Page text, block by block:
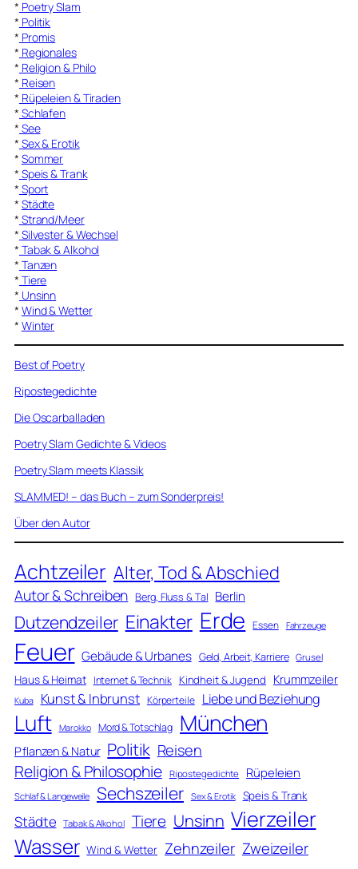
* Poetry Slam
* Politik
* Promis
* Regionales
* Religion & Philo
* Reisen
* Rüpeleien & Tiraden
* Schlafen
* See
* Sex & Erotik
* Sommer
* Speis & Trank
* Sport
* Städte
* Strand/Meer
* Silvester & Wechsel
* Tabak & Alkohol
* Tanzen
* Tiere
* Unsinn
* Wind & Wetter
* Winter
Best of Poetry
Ripostegedichte
Die Oscarballaden
Poetry Slam Gedichte & Videos
Poetry Slam meets Klassik
SLAMMED! – das Buch – zum Sonderpreis!
Über den Autor
Achtzeiler Alter, Tod & Abschied
Autor & Schreiben Berg, Fluss & Tal Berlin
Dutzendzeiler Einakter Erde Essen Fahrzeuge
Feuer Gebäude & Urbanes Geld, Arbeit, Karriere Grusel
Haus & Heimat Internet & Technik Kindheit & Jugend Krummzeiler
Kuba Kunst & Inbrunst Körperteile Liebe und Beziehung
Luft Marokko Mord & Totschlag München
Pflanzen & Natur Politik Reisen
Religion & Philosophie Ripostegedichte Rüpeleien
Schlaf & Langeweile Sechszeiler Sex & Erotik Speis & Trank
Städte Tabak & Alkohol Tiere Unsinn Vierzeiler
Wasser Wind & Wetter Zehnzeiler Zweizeiler